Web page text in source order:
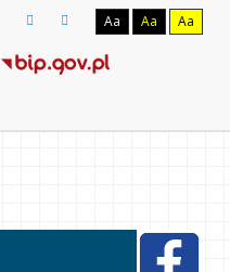
Aa Aa Aa